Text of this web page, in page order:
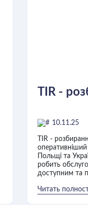
TIR -
10.11.25
TIR -
Польщі та
робить
доступним та п
Читать